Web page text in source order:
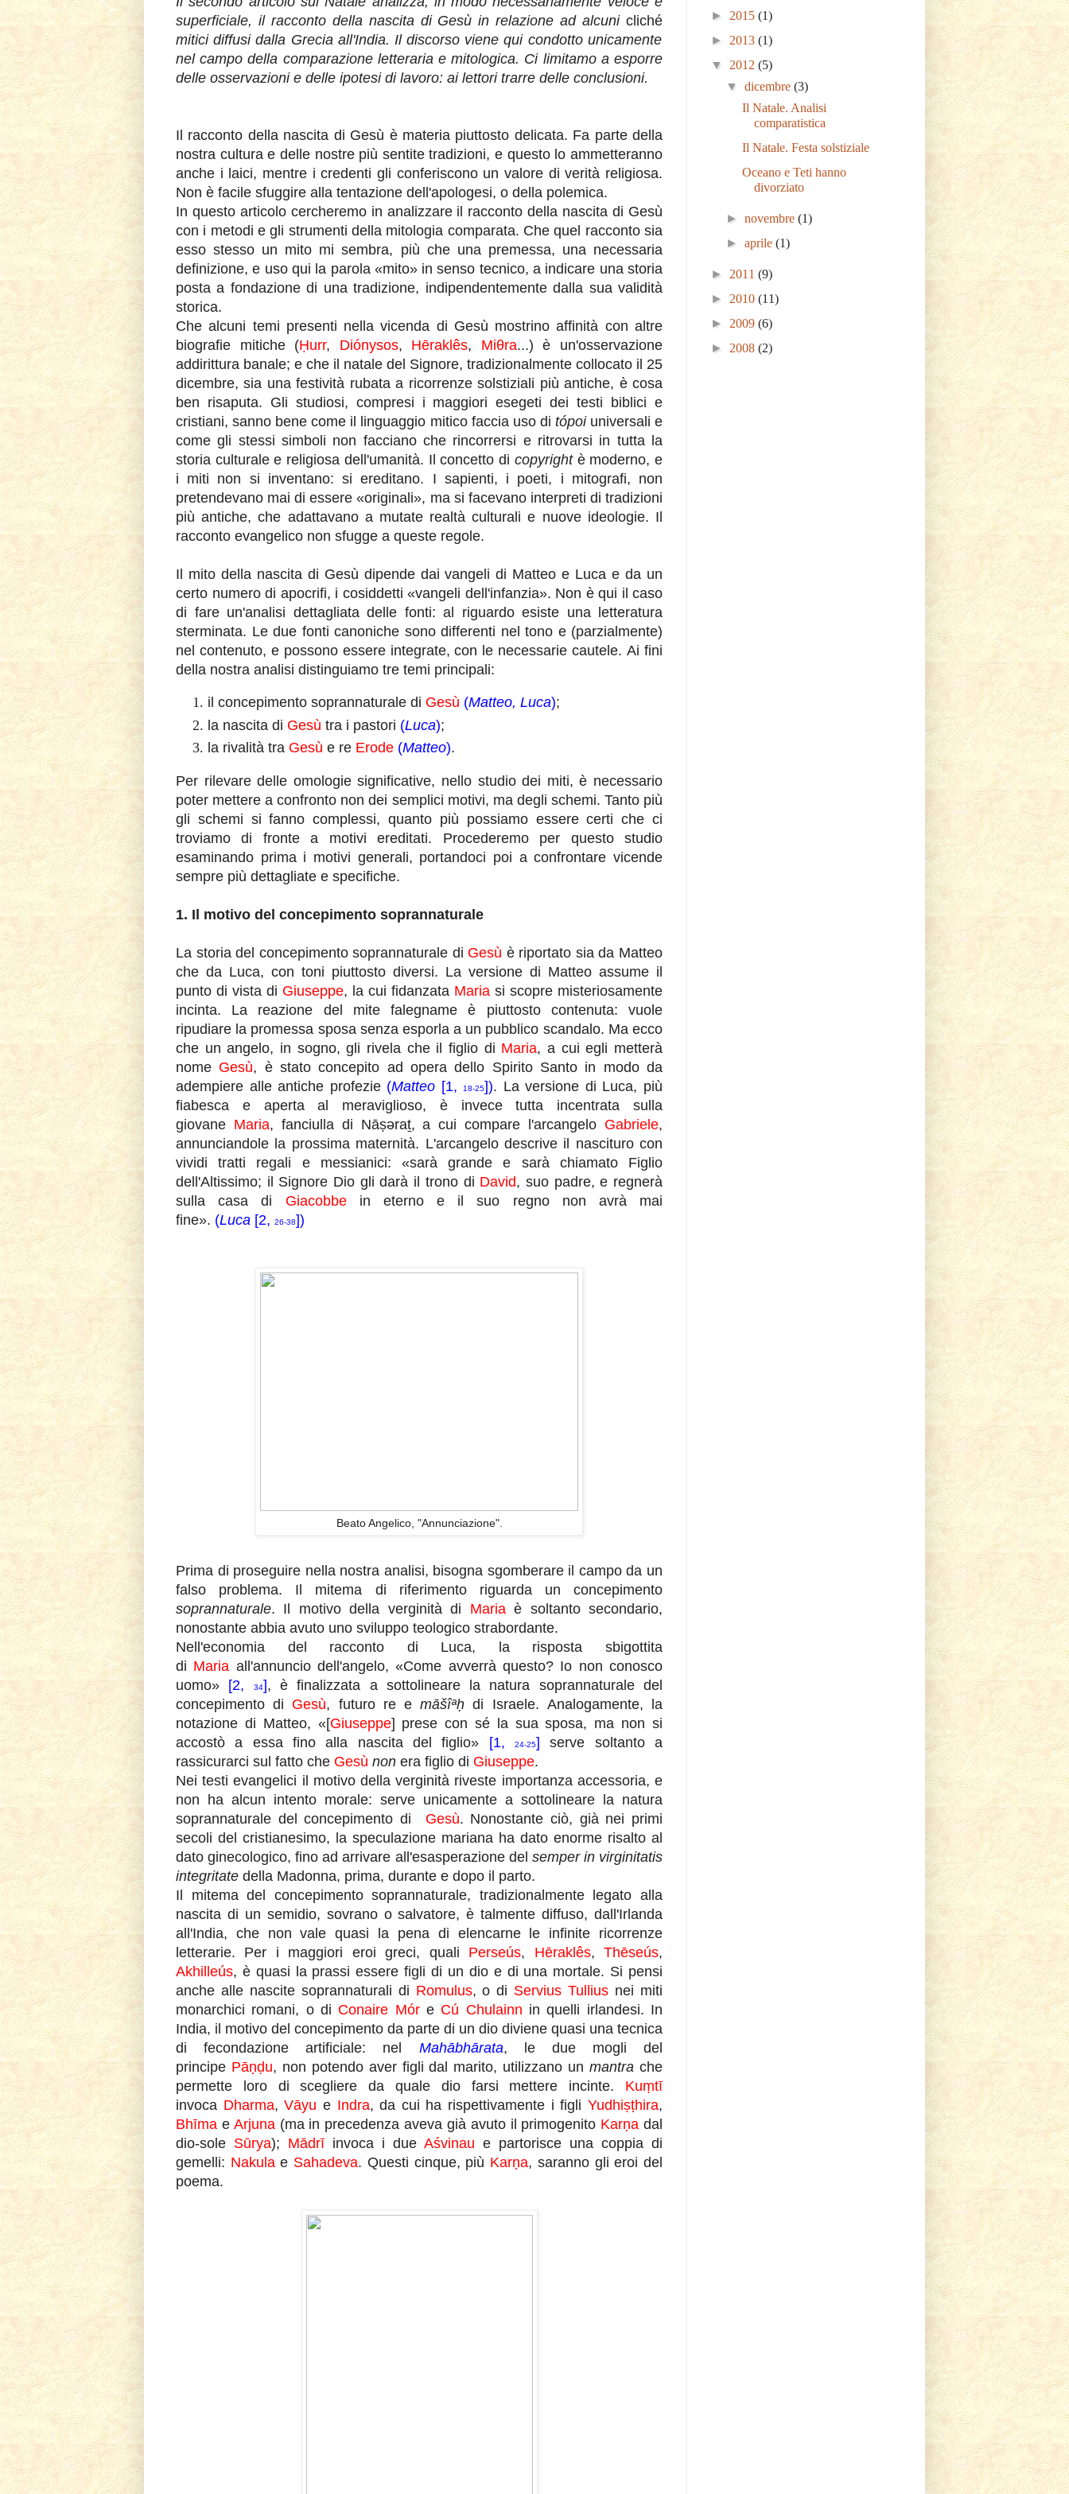
superficiale, il racconto della nascita di Gesù in relazione ad alcuni cliché
mitici diffusi dalla Grecia all'India. Il discorso viene qui condotto unicamente
nel campo della comparazione letteraria e mitologica. Ci limitamo a esporre
delle osservazioni e delle ipotesi di lavoro: ai lettori trarre delle conclusioni.
Il racconto della nascita di Gesù è materia piuttosto delicata. Fa parte della
nostra cultura e delle nostre più sentite tradizioni, e questo lo ammetteranno
anche i laici, mentre i credenti gli conferiscono un valore di verità religiosa.
Non è facile sfuggire alla tentazione dell'apologesi, o della polemica.
In questo articolo cercheremo in analizzare il racconto della nascita di Gesù
con i metodi e gli strumenti della mitologia comparata. Che quel racconto sia
esso stesso un mito mi sembra, più che una premessa, una necessaria
definizione, e uso qui la parola «mito» in senso tecnico, a indicare una storia
posta a fondazione di una tradizione, indipendentemente dalla sua validità
storica.
Che alcuni temi presenti nella vicenda di Gesù mostrino affinità con altre
biografie mitiche (Ḥurr, Diónysos, Hēraklês, Miθra...) è un'osservazione
addirittura banale; e che il natale del Signore, tradizionalmente collocato il 25
dicembre, sia una festività rubata a ricorrenze solstiziali più antiche, è cosa
ben risaputa. Gli studiosi, compresi i maggiori esegeti dei testi biblici e
cristiani, sanno bene come il linguaggio mitico faccia uso di tópoi universali e
come gli stessi simboli non facciano che rincorrersi e ritrovarsi in tutta la
storia culturale e religiosa dell'umanità. Il concetto di copyright è moderno, e
i miti non si inventano: si ereditano. I sapienti, i poeti, i mitografi, non
pretendevano mai di essere «originali», ma si facevano interpreti di tradizioni
più antiche, che adattavano a mutate realtà culturali e nuove ideologie. Il
racconto evangelico non sfugge a queste regole.
Il mito della nascita di Gesù dipende dai vangeli di Matteo e Luca e da un
certo numero di apocrifi, i cosiddetti «vangeli dell'infanzia». Non è qui il caso
di fare un'analisi dettagliata delle fonti: al riguardo esiste una letteratura
sterminata. Le due fonti canoniche sono differenti nel tono e (parzialmente)
nel contenuto, e possono essere integrate, con le necessarie cautele. Ai fini
della nostra analisi distinguiamo tre temi principali:
il concepimento soprannaturale di Gesù (Matteo, Luca);
la nascita di Gesù tra i pastori (Luca);
la rivalità tra Gesù e re Erode (Matteo).
Per rilevare delle omologie significative, nello studio dei miti, è necessario
poter mettere a confronto non dei semplici motivi, ma degli schemi. Tanto più
gli schemi si fanno complessi, quanto più possiamo essere certi che ci
troviamo di fronte a motivi ereditati. Procederemo per questo studio
esaminando prima i motivi generali, portandoci poi a confrontare vicende
sempre più dettagliate e specifiche.
1. Il motivo del concepimento soprannaturale
La storia del concepimento soprannaturale di Gesù è riportato sia da Matteo
che da Luca, con toni piuttosto diversi. La versione di Matteo assume il
punto di vista di Giuseppe, la cui fidanzata Maria si scopre misteriosamente
incinta. La reazione del mite falegname è piuttosto contenuta: vuole
ripudiare la promessa sposa senza esporla a un pubblico scandalo. Ma ecco
che un angelo, in sogno, gli rivela che il figlio di Maria, a cui egli metterà
nome Gesù, è stato concepito ad opera dello Spirito Santo in modo da
adempiere alle antiche profezie (Matteo [1, 18-25]). La versione di Luca, più
fiabesca e aperta al meraviglioso, è invece tutta incentrata sulla
giovane Maria, fanciulla di Nāṣǝraṯ, a cui compare l'arcangelo Gabriele,
annunciandole la prossima maternità. L'arcangelo descrive il nascituro con
vividi tratti regali e messianici: «sarà grande e sarà chiamato Figlio
dell'Altissimo; il Signore Dio gli darà il trono di David, suo padre, e regnerà
sulla casa di Giacobbe in eterno e il suo regno non avrà mai
fine». (Luca [2, 26-38])
Beato Angelico, "Annunciazione".
Prima di proseguire nella nostra analisi, bisogna sgomberare il campo da un
falso problema. Il mitema di riferimento riguarda un concepimento
soprannaturale. Il motivo della verginità di Mariaè soltanto secondario,
nonostante abbia avuto uno sviluppo teologico strabordante.
Nell'economia del racconto di Luca, la risposta sbigottita
di Maria all'annuncio dell'angelo, «Come avverrà questo? Io non conosco
uomo» [2, 34], è finalizzata a sottolineare la natura soprannaturale del
concepimento di Gesù, futuro re emāšîªḥdi Israele. Analogamente, la
notazione di Matteo, «[Giuseppe] prese con sé la sua sposa, ma non si
accostò a essa fino alla nascita del figlio»
[1,24-25]serve soltanto a
rassicurarci sul fatto che Gesù non era figlio di Giuseppe.
Nei testi evangelici il motivo della verginità riveste importanza accessoria, e
non ha alcun intento morale: serve unicamente a sottolineare la natura
soprannaturale del concepimento di Gesù. Nonostante ciò, già nei primi
secoli del cristianesimo, la speculazione mariana ha dato enorme risalto al
dato ginecologico, fino ad arrivare all'esasperazione del semper in virginitatis
integritate della Madonna, prima, durante e dopo il parto.
Il mitema del concepimento soprannaturale, tradizionalmente legato alla
nascita di un semidio, sovrano o salvatore, è talmente diffuso, dall'Irlanda
all'India, che non vale quasi la pena di elencarne le infinite ricorrenze
letterarie. Per i maggiori eroi greci, quali Perseús, Hēraklês,Thēseús,
Akhilleús, è quasi la prassi essere figli di un dio e di una mortale. Si pensi
anche alle nascite soprannaturali di Romulus, o di Servius Tullius nei miti
monarchici romani, o di Conaire Móre Cú Chulainn in quelli irlandesi. In
India, il motivo del concepimento da parte di un dio diviene quasi una tecnica
di fecondazione artificiale: nel Mahābhārata, le due mogli del
principe Pāṇḍu, non potendo aver figli dal marito, utilizzano unmantrache
permette loro di scegliere da quale dio farsi mettere incinte. Kuṃtī
invoca Dharma,Vāyu e Indra, da cui ha rispettivamente i figliYudhiṣṭhira,
Bhīma e Arjuna(ma in precedenza aveva già avuto il primogenito Karṇa dal
dio-sole Sūrya); Mādrīinvoca i dueAśvinau e partorisce una coppia di
gemelli: Nakulae Sahadeva. Questi cinque, più Karṇa, saranno gli eroi del
poema.
► 2015 (1)
► 2013 (1)
▼ 2012 (5)
▼dicembre(3)
Il Natale. Analisi
comparatistica
Il Natale. Festa solstiziale
Oceano e Teti hanno
divorziato
►novembre(1)
►aprile(1)
► 2011 (9)
► 2010 (11)
► 2009 (6)
► 2008 (2)